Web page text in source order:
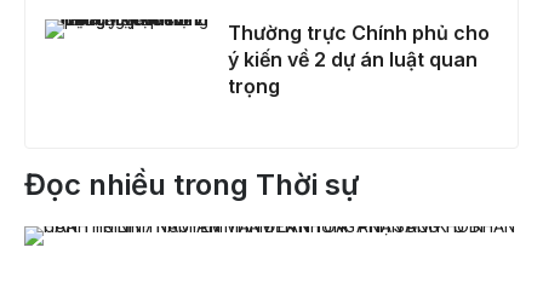
Thường trực Chính phủ cho ý kiến về 2 dự án luật quan trọng
Thường trực Chính phủ cho
ý kiến về 2 dự án luật quan
trọng
Đọc nhiều trong Thời sự